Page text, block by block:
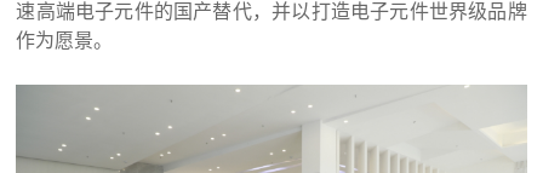
速高端电子元件的国产替代，并以打造电子元件世界级品牌
作为愿景。